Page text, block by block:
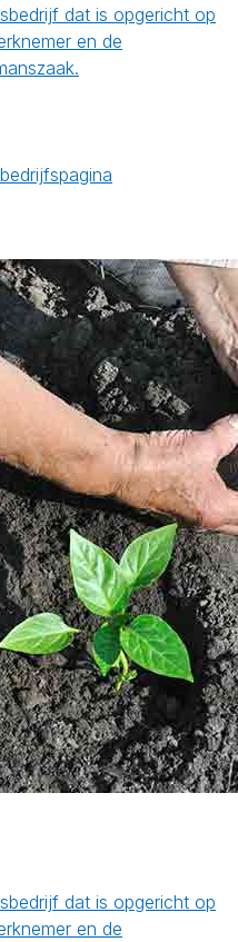
dat is opgericht op
en de
dat is opgericht op
en de